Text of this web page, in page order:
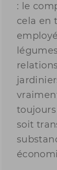
: le
cela en
soit